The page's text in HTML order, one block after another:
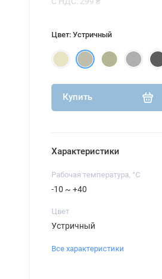
Цвет: Устричный
Купить
Характеристики
Рабочая температура, °C
-10 ~ +40
Цвет
Устричный
Все характеристики